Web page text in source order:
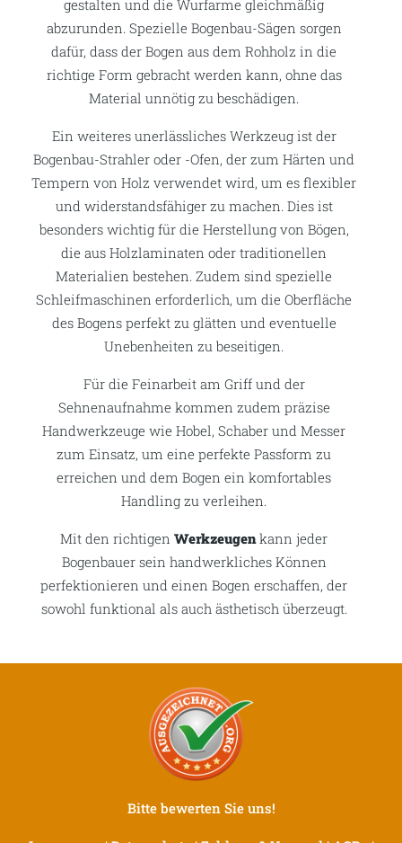
gestalten und die Wurfarme gleichmäßig
abzurunden. Spezielle Bogenbau-Sägen sorgen
dafür, dass der Bogen aus dem Rohholz in die
richtige Form gebracht werden kann, ohne das
Material unnötig zu beschädigen.
Ein weiteres unerlässliches Werkzeug ist der
Bogenbau-Strahler oder -Ofen, der zum Härten und
Tempern von Holz verwendet wird, um es flexibler
und widerstandsfähiger zu machen. Dies ist
besonders wichtig für die Herstellung von Bögen,
die aus Holzlaminaten oder traditionellen
Materialien bestehen. Zudem sind spezielle
Schleifmaschinen erforderlich, um die Oberfläche
des Bogens perfekt zu glätten und eventuelle
Unebenheiten zu beseitigen.
Für die Feinarbeit am Griff und der
Sehnenaufnahme kommen zudem präzise
Handwerkzeuge wie Hobel, Schaber und Messer
zum Einsatz, um eine perfekte Passform zu
erreichen und dem Bogen ein komfortables
Handling zu verleihen.
Mit den richtigen Werkzeugenkann jeder
Bogenbauer sein handwerkliches Können
perfektionieren und einen Bogen erschaffen, der
sowohl funktional als auch ästhetisch überzeugt.
Bitte bewerten Sie uns!